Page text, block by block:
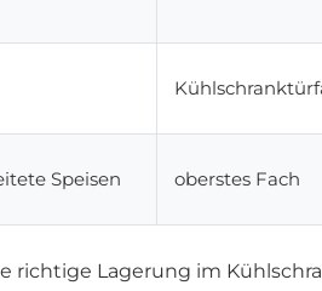
Speisen oberstes Fach
richtige Lagerung im